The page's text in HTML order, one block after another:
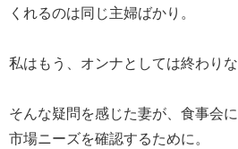
くれるのは同じ主婦ばかり。
私はもう、オンナとしては終わり
そんな疑問を感じた妻が、食事会
市場ニーズを確認するために。